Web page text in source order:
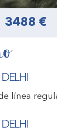
3488 €
línea